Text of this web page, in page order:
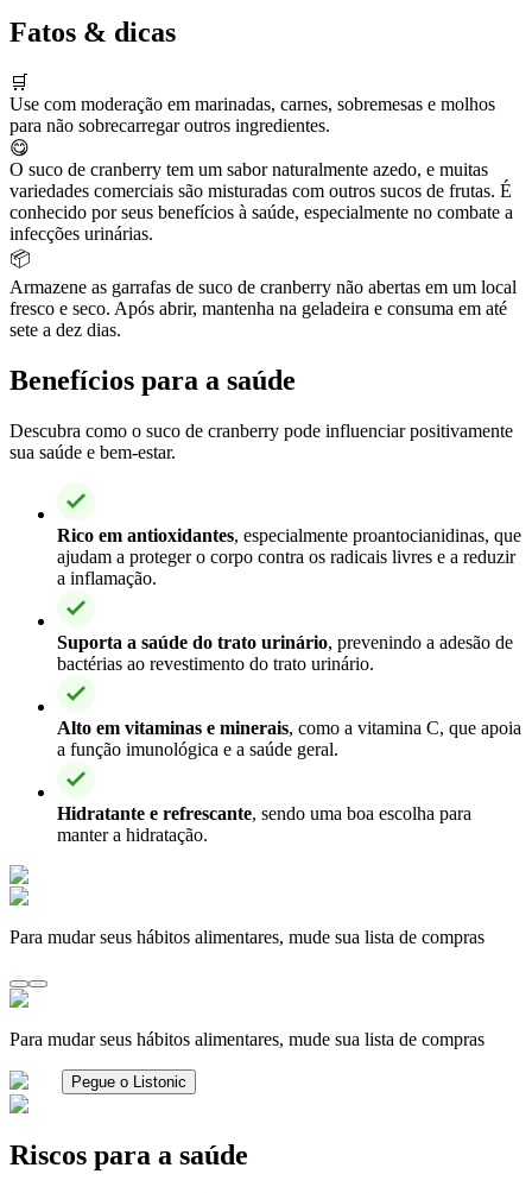
Fatos & dicas
🛒
Use com moderação em marinadas, carnes, sobremesas e molhos
para não sobrecarregar outros ingredientes.
😋
O suco de cranberry tem um sabor naturalmente azedo, e muitas
variedades comerciais são misturadas com outros sucos de frutas. É
conhecido por seus benefícios à saúde, especialmente no combate a
infecções urinárias.
📦
Armazene as garrafas de suco de cranberry não abertas em um local
fresco e seco. Após abrir, mantenha na geladeira e consuma em até
sete a dez dias.
Benefícios para a saúde
Descubra como o suco de cranberry pode influenciar positivamente
sua saúde e bem-estar.
Rico em antioxidantes, especialmente proantocianidinas, que
ajudam a proteger o corpo contra os radicais livres e a reduzir
a inflamação.
Suporta a saúde do trato urinário, prevenindo a adesão de
bactérias ao revestimento do trato urinário.
Alto em vitaminas e minerais, como a vitamina C, que apoia
a função imunológica e a saúde geral.
Hidratante e refrescante, sendo uma boa escolha para
manter a hidratação.
Para mudar seus hábitos alimentares, mude sua lista de compras
Para mudar seus hábitos alimentares, mude sua lista de compras
Pegue o Listonic
Riscos para a saúde